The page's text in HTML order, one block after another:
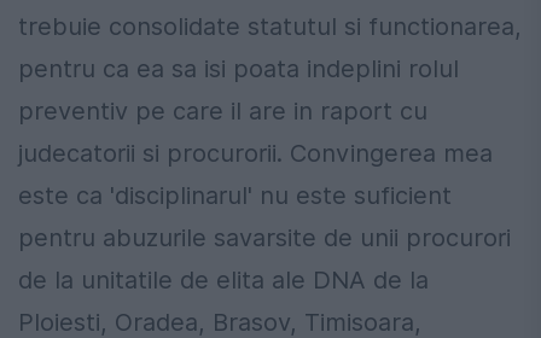
trebuie consolidate statutul si functionarea,
pentru ca ea sa isi poata indeplini rolul
preventiv pe care il are in raport cu
judecatorii si procurorii. Convingerea mea
este ca 'disciplinarul' nu este suficient
pentru abuzurile savarsite de unii procurori
de la unitatile de elita ale DNA de la
Ploiesti, Oradea, Brasov, Timisoara,